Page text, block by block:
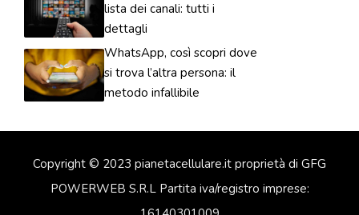
lista dei canali: tutti i
dettagli
WhatsApp, così scopri dove
si trova l’altra persona: il
metodo infallibile
Copyright © 2023 pianetacellulare.it proprietà di GFG
POWERWEB S.R.L Partita iva/registro imprese: